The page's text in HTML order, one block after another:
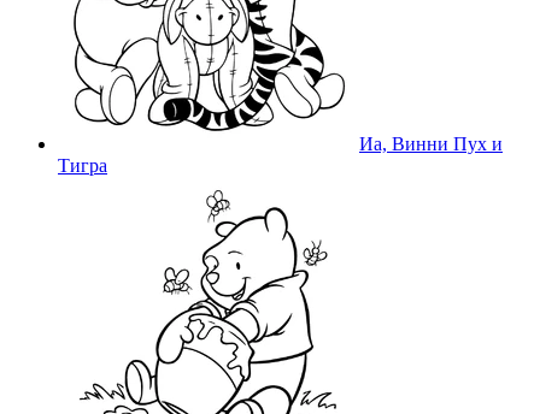
Иа, Винни Пух и
Тигра